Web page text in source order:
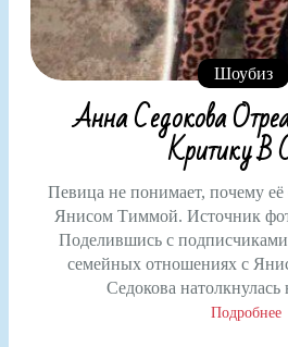
Шоубиз
Анна Седокова
Критику В
Певица не понимает, почему её
Янисом Тиммой. Источник
Поделившись с
семейных отношениях с
Седокова
Подробнее